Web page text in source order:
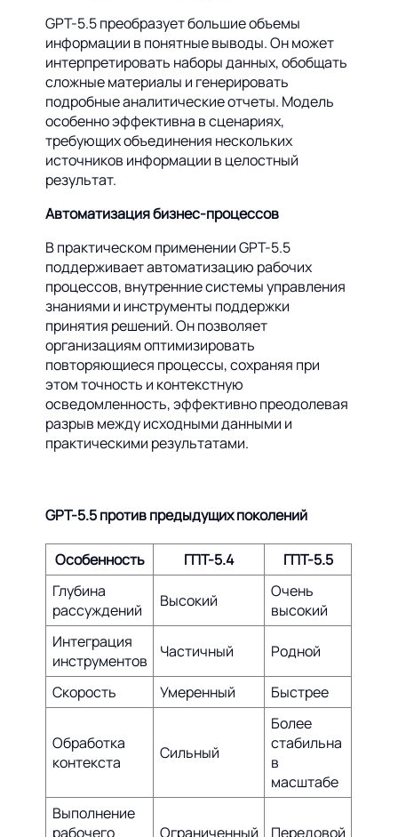
GPT-5.5 преобразует большие объемы
информации в понятные выводы. Он может
интерпретировать наборы данных, обобщать
сложные материалы и генерировать
подробные аналитические отчеты. Модель
особенно эффективна в сценариях,
требующих объединения нескольких
источников информации в целостный
результат.
Автоматизация бизнес-процессов
В практическом применении GPT-5.5
поддерживает автоматизацию рабочих
процессов, внутренние системы управления
знаниями и инструменты поддержки
принятия решений. Он позволяет
организациям оптимизировать
повторяющиеся процессы, сохраняя при
этом точность и контекстную
осведомленность, эффективно преодолевая
разрыв между исходными данными и
практическими результатами.
GPT-5.5 против предыдущих поколений
Особенность ГПТ-5.4
ГПТ-5.5
Глубина
рассуждений
Высокий
Очень
высокий
Интеграция
инструментов
Частичный Родной
Скорость Умеренный Быстрее
Обработка
контекста
Сильный
Более
стабильна
в
масштабе
Выполнение
рабочего
Ограниченный Передовой